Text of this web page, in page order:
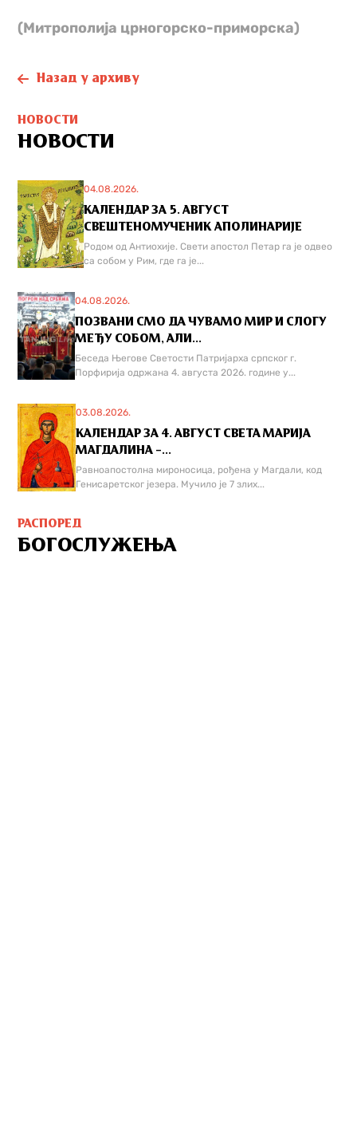
(Митрополија црногорско-приморска)
Назад у архиву
НОВОСТИ
НОВОСТИ
04.08.2026.
КАЛЕНДАР ЗА 5. АВГУСТ
СВЕШТЕНОМУЧЕНИК АПОЛИНАРИЈЕ
Родом од Антиохије. Свети апостол Петар га је одвео
са собом у Рим, где га је...
04.08.2026.
ПОЗВАНИ СМО ДА ЧУВАМО МИР И СЛОГУ
МЕЂУ СОБОМ, АЛИ...
Беседа Његове Светости Патријарха српског г.
Порфирија одржана 4. августа 2026. године у...
03.08.2026.
КАЛЕНДАР ЗА 4. АВГУСТ СВЕТА МАРИЈА
МАГДАЛИНА –...
Равноапостолна мироносица, рођена у Магдали, код
Генисаретског језера. Мучилo је 7 злих...
РАСПОРЕД
БОГОСЛУЖЕЊА